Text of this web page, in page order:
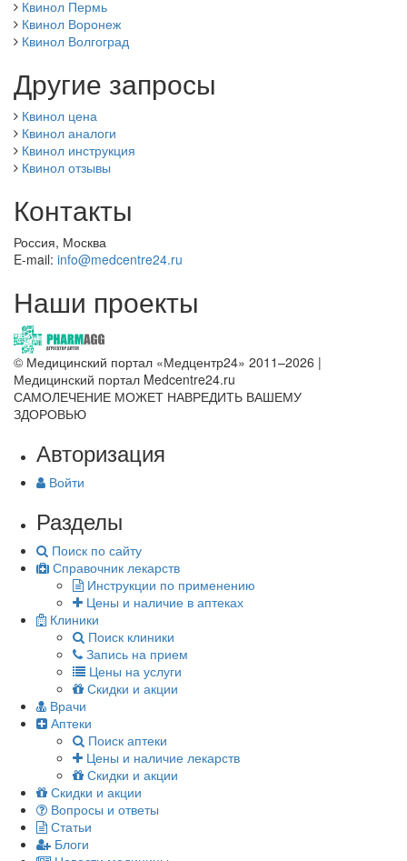
Квинол Пермь
Квинол Воронеж
Квинол Волгоград
Другие запросы
Квинол цена
Квинол аналоги
Квинол инструкция
Квинол отзывы
Контакты
Россия, Москва
E-mail: info@medcentre24.ru
Наши проекты
© Медицинский портал «Медцентр24» 2011–2026 |
Медицинский портал Medcentre24.ru
САМОЛЕЧЕНИЕ МОЖЕТ НАВРЕДИТЬ ВАШЕМУ
ЗДОРОВЬЮ
Авторизация
Войти
Разделы
Поиск по сайту
Справочник лекарств
Инструкции по применению
Цены и наличие в аптеках
Клиники
Поиск клиники
Запись на прием
Цены на услуги
Скидки и акции
Врачи
Аптеки
Поиск аптеки
Цены и наличие лекарств
Скидки и акции
Скидки и акции
Вопросы и ответы
Статьи
Блоги